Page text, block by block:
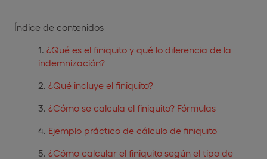
Índice de contenidos
¿Qué es el finiquito y qué lo diferencia de la
indemnización?
¿Qué incluye el finiquito?
¿Cómo se calcula el finiquito? Fórmulas
Ejemplo práctico de cálculo de finiquito
¿Cómo calcular el finiquito según el tipo de